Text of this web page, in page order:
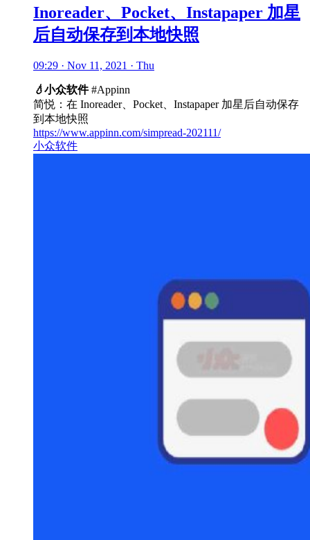
Inoreader、Pocket、Instapaper 加星
后自动保存到本地快照
09:29 · Nov 11, 2021 · Thu
💧小众软件#Appinn
简悦：在 Inoreader、Pocket、Instapaper 加星后自动保存
到本地快照
https://www.appinn.com/simpread-202111/
小众软件